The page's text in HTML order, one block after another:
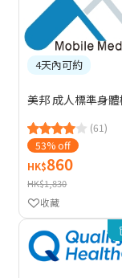
4天內可約
美邦 成人標準身
(61)
53% off
HK$860
HK$1,830
收藏